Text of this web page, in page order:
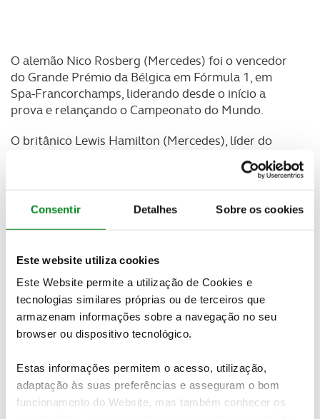
Consentir Detalhes Sobre os cookies
Este website utiliza cookies
Este Website permite a utilização de Cookies e
tecnologias similares próprias ou de terceiros que
armazenam informações sobre a navegação no seu
browser ou dispositivo tecnológico.
Estas informações permitem o acesso, utilização,
adaptação às suas preferências e asseguram o bom
funcionamento do Website, mas também conhecer os
O alemão Nico Rosberg (Mercedes) foi o vencedor
do Grande Prémio da Bélgica em Fórmula 1, em
Spa-Francorchamps, liderando desde o início a
prova e relançando o Campeonato do Mundo.
O britânico Lewis Hamilton (Mercedes), líder do
campeonato, partiu da 21.? posição e conseguiu
aproveitar da melhor forma um espetacular
acidente ocorrido à nona volta com o piloto da
Renault Kevin Magnussen para terminar em
tem agora 232 pontos, seguido de Nico Rosberg,
com 223, e de Daniel Ricciardo, com 151.
A prova belga ficou marcada por um acidente à
que foi transportado consciente para o hospital
mais próximo.